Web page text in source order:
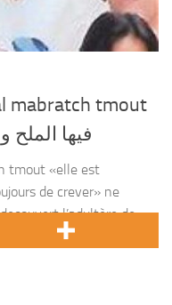
mabratch tmout
فيها
tmout «elle est
de crever» ne
l’adultère de